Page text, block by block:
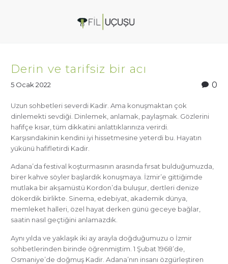
Derin ve tarifsiz bir acı
0
5 Ocak 2022
Uzun sohbetleri severdi Kadir. Ama konuşmaktan çok
dinlemekti sevdiği. Dinlemek, anlamak, paylaşmak. Gözlerini
hafifçe kısar, tüm dikkatini anlattıklarınıza verirdi.
Karşısındakinin kendini iyi hissetmesine yeterdi bu. Hayatın
yükünü hafifletirdi Kadir.
Adana’da festival koşturmasının arasında fırsat bulduğumuzda,
birer kahve söyler başlardık konuşmaya. İzmir’e gittiğimde
mutlaka bir akşamüstü Kordon’da buluşur, dertleri denize
dökerdik birlikte. Sinema, edebiyat, akademik dünya,
memleket halleri, özel hayat derken günü geceye bağlar,
saatin nasıl geçtiğini anlamazdık.
Aynı yılda ve yaklaşık iki ay arayla doğduğumuzu o İzmir
sohbetlerinden birinde öğrenmiştim. 1 Şubat 1968’de,
Osmaniye’de doğmuş Kadir. Adana’nın insanı özgürleştiren